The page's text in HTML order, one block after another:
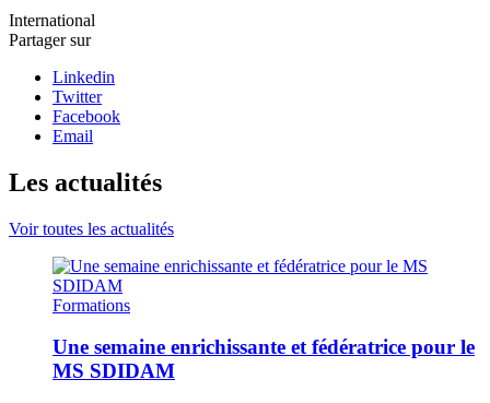
International
Partager sur
Linkedin
Twitter
Facebook
Email
Les actualités
Voir toutes les actualités
Formations
Une semaine enrichissante et fédératrice pour le
MS SDIDAM